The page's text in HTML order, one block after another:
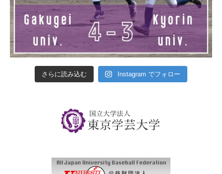
さらに読み込む Instagram でフォロー